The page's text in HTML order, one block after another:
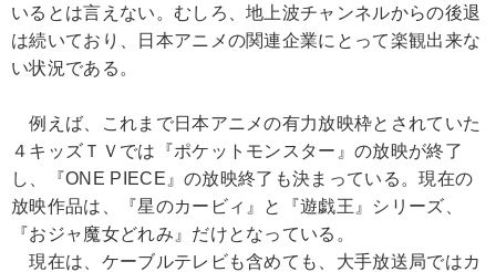
いるとは言えない。むしろ、地上波チャンネルからの後退
は続いており、日本アニメの関連企業にとって楽観出来な
い状況である。
例えば、これまで日本アニメの有力放映枠とされていた
４キッズＴＶでは『ポケットモンスター』の放映が終了
し、『ONE PIECE』の放映終了も決まっている。現在の
放映作品は、『星のカービィ』と『遊戯王』シリーズ、
『おジャ魔女どれみ』だけとなっている。
現在は、ケーブルテレビも含めても、大手放送局ではカ